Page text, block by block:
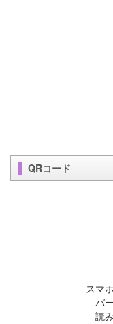
QRコード
スマ
バ
読